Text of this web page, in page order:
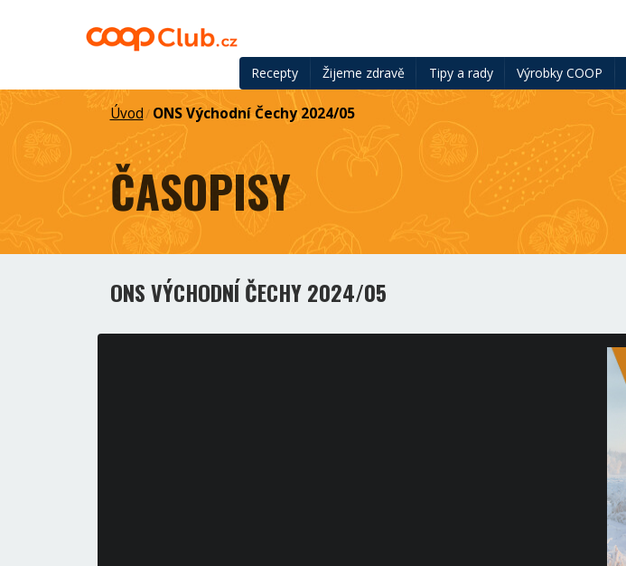
Recepty Žijeme zdravě Tipy a rady Výrobky COOP
Úvod/ ONS Východní Čechy 2024/05
ČASOPISY
ONS VÝCHODNÍ ČECHY 2024/05